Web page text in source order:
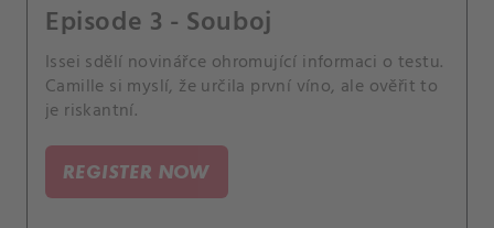
Episode 3 - Souboj
Issei sdělí novinářce ohromující informaci o testu.
Camille si myslí, že určila první víno, ale ověřit to
je riskantní.
REGISTER NOW